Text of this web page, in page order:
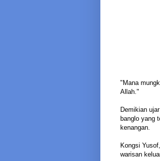
"Mana
Allah."
Demikian
banglo yang
kenangan.
Kongsi
warisan